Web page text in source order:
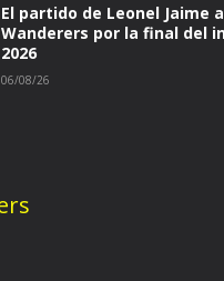
El partido de Leonel Jaime
Wanderers por la final del
2026
06/08/26